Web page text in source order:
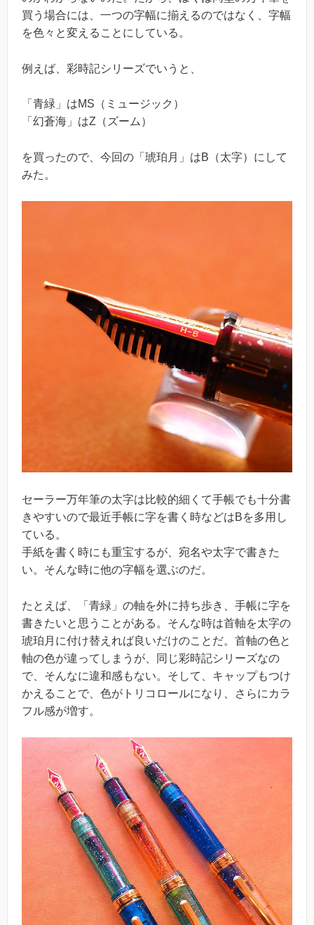
買う場合には、一つの字幅に揃えるのではなく、字幅
を色々と変えることにしている。
例えば、彩時記シリーズでいうと、
「青緑」はMS（ミュージック）
「幻蒼海」はZ（ズーム）
を買ったので、今回の「琥珀月」はB（太字）にして
みた。
セーラー万年筆の太字は比較的細くて手帳でも十分書
きやすいので最近手帳に字を書く時などはBを多用し
ている。
手紙を書く時にも重宝するが、宛名や太字で書きた
い。そんな時に他の字幅を選ぶのだ。
たとえば、「青緑」の軸を外に持ち歩き、手帳に字を
書きたいと思うことがある。そんな時は首軸を太字の
琥珀月に付け替えれば良いだけのことだ。首軸の色と
軸の色が違ってしまうが、同じ彩時記シリーズなの
で、そんなに違和感もない。そして、キャップもつけ
かえることで、色がトリコロールになり、さらにカラ
フル感が増す。